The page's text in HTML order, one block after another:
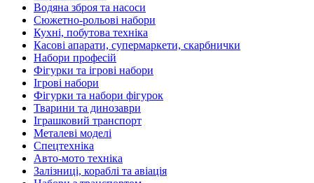
Водяна зброя та насоси
Сюжетно-рольові набори
Кухні, побутова техніка
Касові апарати, супермаркети, скарбнички
Набори професій
Фігурки та ігрові набори
Ігрові набори
Фігурки та набори фігурок
Тварини та динозаври
Іграшковий транспорт
Металеві моделі
Спецтехніка
Авто-мото техніка
Залізниці, кораблі та авіація